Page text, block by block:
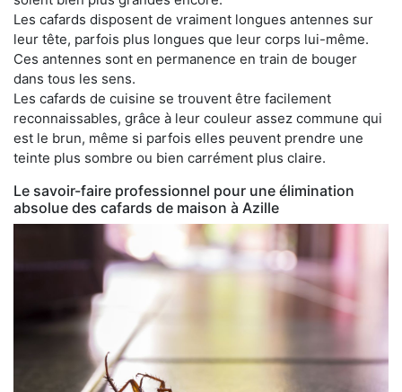
Les cafards disposent de vraiment longues antennes sur
leur tête, parfois plus longues que leur corps lui-même.
Ces antennes sont en permanence en train de bouger
dans tous les sens.
Les cafards de cuisine se trouvent être facilement
reconnaissables, grâce à leur couleur assez commune qui
est le brun, même si parfois elles peuvent prendre une
teinte plus sombre ou bien carrément plus claire.
Le savoir-faire professionnel pour une élimination
absolue des cafards de maison à Azille